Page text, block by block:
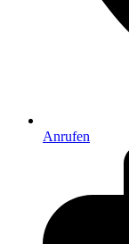
Anrufen